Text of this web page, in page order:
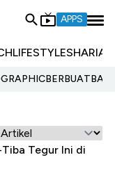
APPS
LIFESTYLESHARIA
Tegur Ini di